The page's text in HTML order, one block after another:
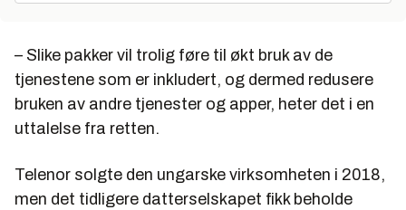
– Slike pakker vil trolig føre til økt bruk av de
tjenestene som er inkludert, og dermed redusere
bruken av andre tjenester og apper, heter det i en
uttalelse fra retten.
Telenor solgte den ungarske virksomheten i 2018,
men det tidligere datterselskapet fikk beholde